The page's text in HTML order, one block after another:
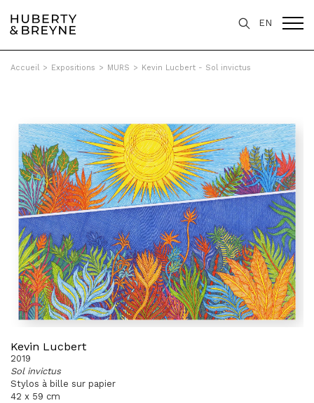
EN
Accueil > Expositions > MURS > Kevin Lucbert - Sol invictus
Kevin Lucbert
2019
Sol invictus
Stylos à bille sur papier
42 x 59 cm